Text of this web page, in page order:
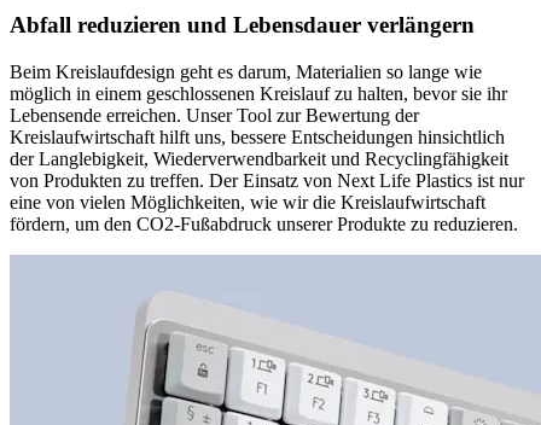
Abfall reduzieren und Lebensdauer verlängern
Beim Kreislaufdesign geht es darum, Materialien so lange wie
möglich in einem geschlossenen Kreislauf zu halten, bevor sie ihr
Lebensende erreichen. Unser Tool zur Bewertung der
Kreislaufwirtschaft hilft uns, bessere Entscheidungen hinsichtlich
der Langlebigkeit, Wiederverwendbarkeit und Recyclingfähigkeit
von Produkten zu treffen. Der Einsatz von Next Life Plastics ist nur
eine von vielen Möglichkeiten, wie wir die Kreislaufwirtschaft
fördern, um den CO2-Fußabdruck unserer Produkte zu reduzieren.